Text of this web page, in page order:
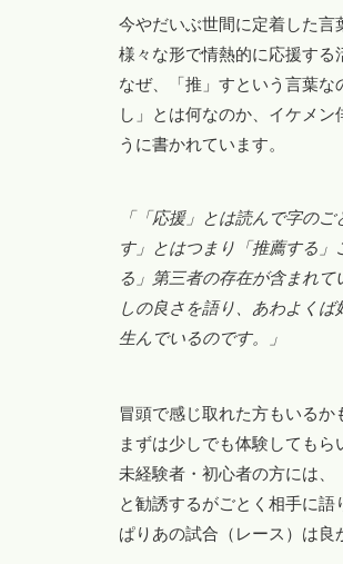
今やだいぶ世間に定着した
様々な形で情熱的に応援する
なぜ、「推」すという言葉
し」とは何なのか、イケメ
うに書かれています。
「「応援」とは読んで字の
す」とはつまり「推薦する
る」第三者の存在が含まれ
しの良さを語り、あわよく
生んでいるのです。」
冒頭で感じ取れた方もいるか
まずは少しでも体験してもら
未経験者・初心者の方には、
と勧誘するがごとく相手に
ぱりあの試合（レース）は良